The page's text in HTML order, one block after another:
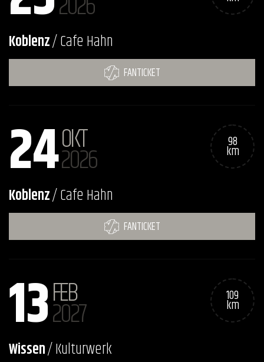
Koblenz/ Cafe Hahn
FANTICKET
24OKT
2026 98
km
Koblenz/ Cafe Hahn
FANTICKET
13FEB
2027 109
km
Wissen/ Kulturwerk